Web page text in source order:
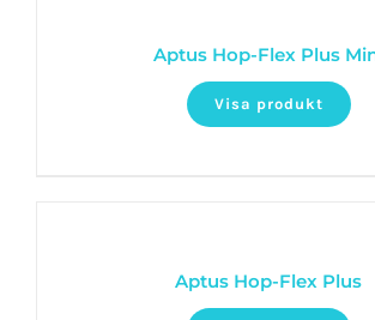
Aptus Hop-Flex Plus
Visa produkt
Aptus Hop-Flex Plus